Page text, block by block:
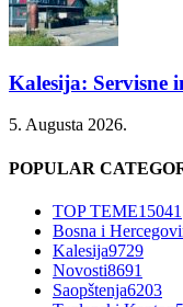
Kalesija: Servisne
5. Augusta 2026.
POPULAR
TOP TEME15041
Bosna i
Kalesija9729
Novosti8691
Saopštenja6203